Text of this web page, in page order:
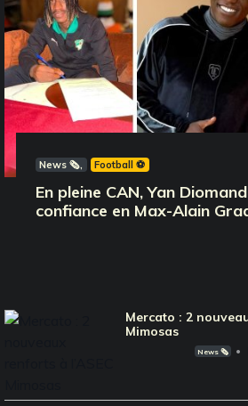
News 🗞️ Football ⚽️
En pleine CAN, Yan
confiance en Max-Alain
Mercato : 2
Mimosas
News 🗞️